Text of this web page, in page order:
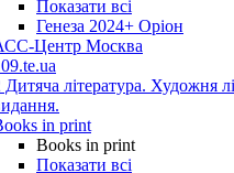
Показати всі
Генеза 2024+ Оріон
Центр Москва
Дитяча література. Художня
in print
Books in print
Показати всі